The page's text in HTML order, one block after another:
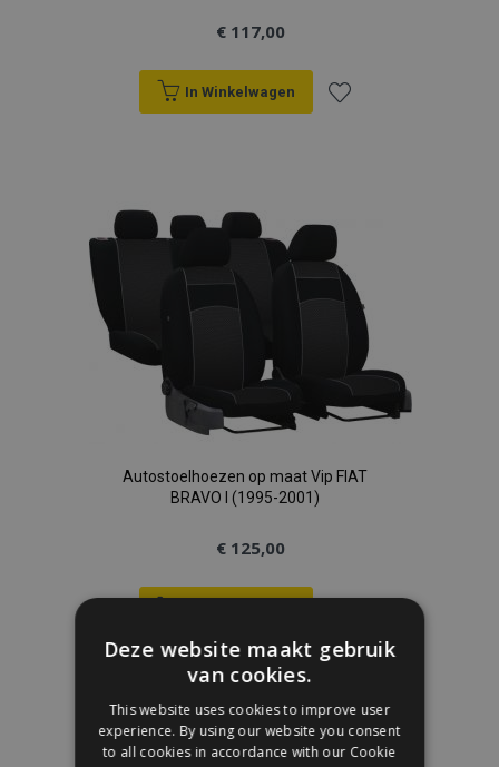
€ 117,00
In Winkelwagen
aan
verlanglijst
Autostoelhoezen op maat Vip FIAT
BRAVO I (1995-2001)
€ 125,00
Voeg
aan
Deze website maakt gebruik
van cookies.
This website uses cookies to improve user
experience. By using our website you consent
to all cookies in accordance with our Cookie